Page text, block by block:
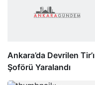
Ankara’da Devrilen Tir’ın
Ankara’da Elektrik